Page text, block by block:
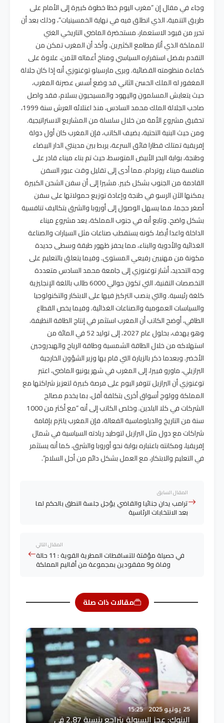
وجاء في مقال إن “مغرب اليوم خطا خطوة كبيرة إلى الأمام على
طريق التنمية، الذي انطلق فيه في نهاية الخمسينيات”، وذلك بعد أن
تحرر من قيود الاستعمار، مستحضرة الماضي التاريخي الغني
للمملكة الذي أثار مطامع الكثيرين. وأكد أن المغرب تمكن من
التقدم بفضل استقراره السياسي ومناخ أعماله الآمن، علاوة على
كفاءة منظومته القضائية. ويرى مارسيلو توغنوزي أنه إذا كان جلالة
المغفور له الملك الحسن الثاني قد وضع أسس عصرنة المغرب،
حيث يتعايش المسلمون واليهود والمسيحيون بسلام، فقد واصل
صاحب الجلالة الملك محمد السادس، منذ اعتلائه العرش سنة 1999،
تحقيق مشروع الأمة من خلال سلسلة من المشاريع الاستراتيجية.
ومن حيث البنية التحتية، يضيف الكاتب، فإن المغرب كان أول دولة
إفريقية تمتلك قطارا فائق السرعة، يربط بين مدينتي الدار البيضاء
وطنجة، بوابة البحر الأبيض المتوسط، حيث تم بناء ميناء قادر على
منافسة ميناء روتردام، مما أدى إلى تقليل وقت عبور السفن
القادمة من الجنوب بشكل كبير. مشيرا إلى أن سفن الشحن الكبيرة
يمكنها الآن الرسو في طنجة وإعادة توزيع حمولاتها على سفن
أصغر حجما، مما يسهل الوصول إلى أوروبا والشرق بتكاليف تنافسية
بشكل واضح. وتابع أنه في جنوب المملكة، يعد مشروع ميناء
الداخلة واعدا أيضا، كونه يستقطب صناعات مثل السيارات والصناعة
الغذائية والأدوية والبناء، مما يحفز ظهور طبقة وسطى جديدة
مكونة من مهنيين رفيعي المستوى. وفيما يتعلق بالتعليم على
وجه التحديد، أشار توغنوزي إلى جامعة محمد السادس متعددة
التخصصات التقنية، التي تكون حوالي 6000 طالب باللغة الإنجليزية
كلغة رئيسية. والتي ينصب التركيز فيها على الابتكار والتكنولوجيا
والسياسات العمومية والصناعات الغذائية. وفيما يخص القطاع
الطاقي، أوضح الكاتب أن المغرب استثمر في إنتاج الطاقة النظيفة،
وهو يهدف، بحلول عام 2027، إلى توليد 52 في المائة من
استهلاكه من خلال الطاقة الشمسية وطاقة الرياح والهيدروجين
الأخضر. وبعدما ذكر بالزيارة التي قام بها وزير الشؤون الخارجية
البرازيلي، ماورو فييرا، إلى المغرب في شهر يونيو الماضي، اعتبر
توغنوزي أن البرازيل تتوفر اليوم على فرصة كبيرة لتعزيز شراكتها مع
المملكة وولوج أسواق أخرى بتكلفة أقل، بما يخدم مصالح
الشركات في كلا البلدين. وخلص الكاتب إلى أنه “مع أكثر من 1000
سنة من التاريخ والدبلوماسية الفعالة، فإن المغرب يلتزم بإقامة
شراكات مع دول مثل البرازيل لتوطيد ريادته السياسية في شمال
إفريقيا، ومكانته باعتباره بوابة نحو أوروبا والشرق، كما أنه يستثمر
في التعليم والابتكار، مع العمل بشكل دائم من أجل السلام”.
المقال السابق
ترامب يدان جنائيا والقاضي يؤجل جلسة النطق بالحكم لما
بعد الانتخابات الرئاسية
المقال التالي
في حصيلة مؤقتة للتساقطات المطرية القوية : 11 حالة
وفاة و9 مفقودين بمجموعة من أقاليم المملكة
مقالات ذات صلة
25 يونيو 2025 15:25
البنوك: عجز السيولة يتراجع بنسبة 2.87 في